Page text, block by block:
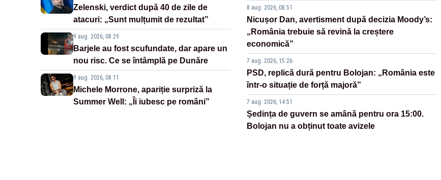
Zelenski, verdict după 40 de zile de
atacuri: „Sunt mulțumit de rezultat”
9 aug. 2026, 08:29
Barjele au fost scufundate, dar apare un
nou risc. Ce se întâmplă pe Dunăre
9 aug. 2026, 08:11
Michele Morrone, apariție surpriză la
Summer Well: „Îi iubesc pe români”
8 aug. 2026, 08:51
Nicușor Dan, avertisment după decizia Moody’s:
„România trebuie să revină la creștere
economică”
7 aug. 2026, 15:26
PSD, replică dură pentru Bolojan: „România este
într-o situație de forță majoră”
7 aug. 2026, 14:51
Ședința de guvern se amână pentru ora 15:00.
Bolojan nu a obținut toate avizele